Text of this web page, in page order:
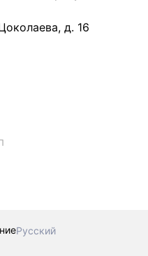
д. 16
Русский